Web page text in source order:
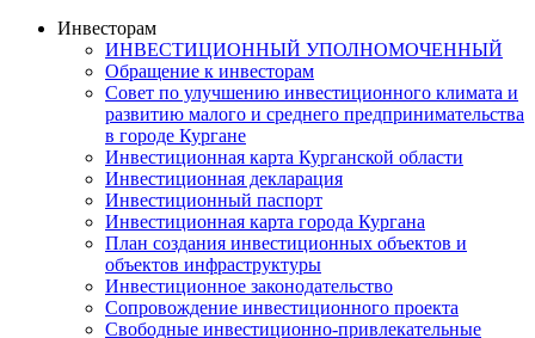
Инвесторам
ИНВЕСТИЦИОННЫЙ УПОЛНОМОЧЕННЫЙ
Обращение к инвесторам
Совет по улучшению инвестиционного климата и
развитию малого и среднего предпринимательства
в городе Кургане
Инвестиционная карта Курганской области
Инвестиционная декларация
Инвестиционный паспорт
Инвестиционная карта города Кургана
План создания инвестиционных объектов и
объектов инфраструктуры
Инвестиционное законодательство
Сопровождение инвестиционного проекта
Свободные инвестиционно-привлекательные